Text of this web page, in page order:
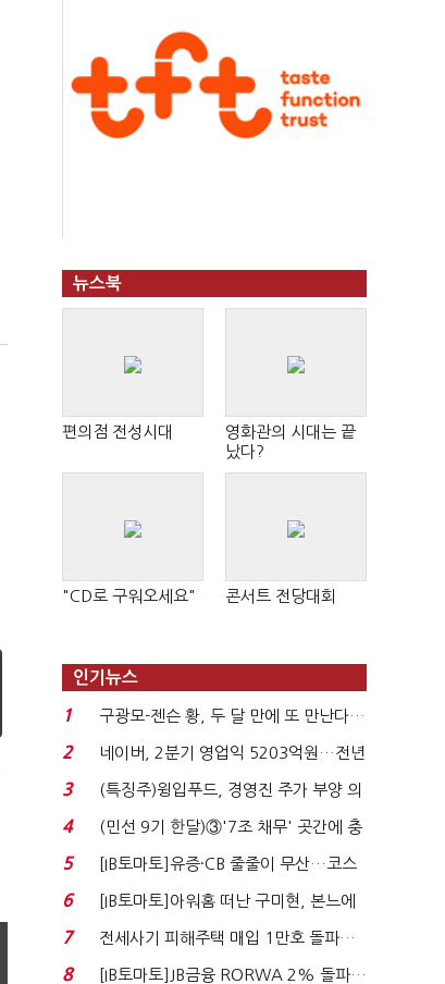
뉴스북
편의점 전성시대
영화관의 시대는 끝
났다?
"CD로 구워오세요" 콘서트 전당대회
인기뉴스
1
구광모-젠슨 황, 두 달 만에 또 만난다…
로봇·AI 등 논...
2
네이버, 2분기 영업익 5203억원…전년
비 0.2% 감소...
3
(특징주)윙입푸드, 경영진 주가 부양 의
지에 상한가...
4
(민선 9기 한달)③'7조 채무' 곳간에 충
격…추미애, 20년...
5
[IB토마토]유증·CB 줄줄이 무산…코스
닥 벌점 급증에 ...
6
[IB토마토]아워홈 떠난 구미현, 본느에
340억 베팅…가...
7
전세사기 피해주택 매입 1만호 돌파…
누적 피해자 4만2...
8
[IB토마토]JB금융 RORWA 2% 돌파…